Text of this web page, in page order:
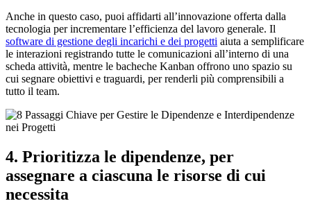
Anche in questo caso, puoi affidarti all’innovazione offerta dalla
tecnologia per incrementare l’efficienza del lavoro generale. Il
software di gestione degli incarichi e dei progetti aiuta a semplificare
le interazioni registrando tutte le comunicazioni all’interno di una
scheda attività, mentre le bacheche Kanban offrono uno spazio su
cui segnare obiettivi e traguardi, per renderli più comprensibili a
tutto il team.
4. Prioritizza le dipendenze, per
assegnare a ciascuna le risorse di cui
necessita